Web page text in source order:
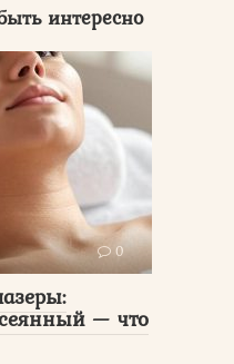
интересно
0
— что